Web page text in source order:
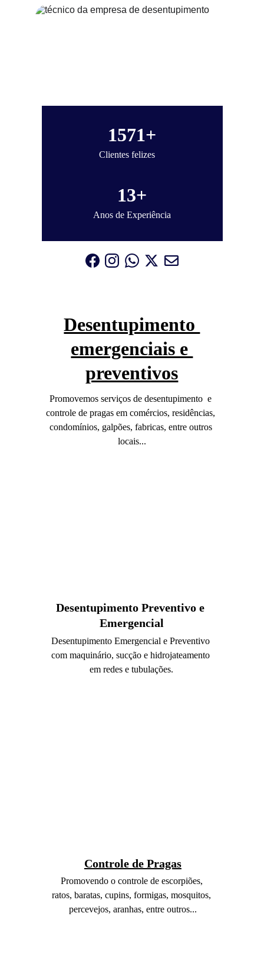
1571+
13+
Anos de Experiência
Clientes felizes
Desentupimento
emergenciais e
preventivos
Promovemos serviços de desentupimento  e
controle de pragas em comércios, residências,
condomínios, galpões, fabricas, entre outros
locais...
Controle de Pragas
Promovendo o controle de escorpiões,
ratos, baratas, cupins, formigas, mosquitos,
percevejos, aranhas, entre outros...
Desentupimento Preventivo e
Emergencial
Desentupimento Emergencial e Preventivo
com maquinário, sucção e hidrojateamento
em redes e tubulações.